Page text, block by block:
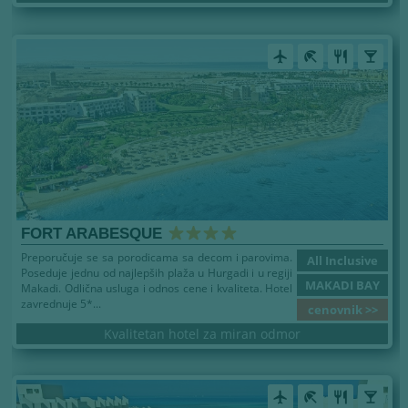
airplanemode_active beach_access restaurant local_bar
FORT ARABESQUE
All Inclusive
MAKADI BAY
cenovnik >>
Preporučuje se sa porodicama sa decom i parovima.
Poseduje jednu od najlepših plaža u Hurgadi i u regiji
Makadi. Odlična usluga i odnos cene i kvaliteta. Hotel
zavrednuje 5*...
Kvalitetan hotel za miran odmor
airplanemode_active beach_access restaurant local_bar